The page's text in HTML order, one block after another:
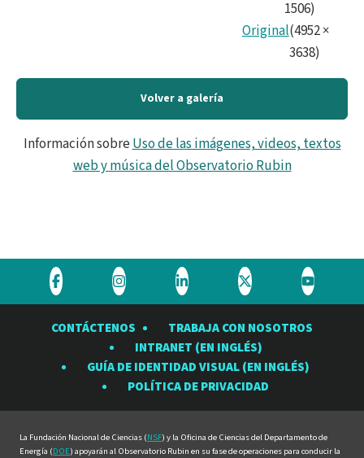
1506)
Original(4952×
3638)
Volver a galería
Información sobreUso de las imágenes, videos, textos
web y música del Observatorio Rubin
Visite
Observatorio
Visite
Observatorio
Rubin
en
Visite
Observatorio
Rubin
en
Visite
Observatorio
Rubin
en
Visite
Rubin
en
CONTÁCTENOS
TRABAJA CON NOSOTROS
INTRANET (EN INGLÉS)
GUÍA DE IDENTIDAD VISUAL (EN INGLÉS)
POLÍTICA DE PRIVACIDAD
La Fundación Nacional de Ciencias (NSF) y la Oficina de Ciencias del Departamento de
Energía (DOE) apoyarán al Observatorio Rubin en su fase de operaciones para conducir la